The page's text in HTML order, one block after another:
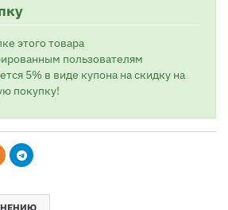
этого товара
пользователям
5% в виде купона на скидку на
покупку!